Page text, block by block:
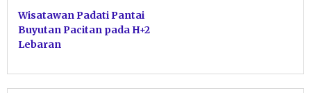
Wisatawan Padati Pantai
Buyutan Pacitan pada H+2
Lebaran